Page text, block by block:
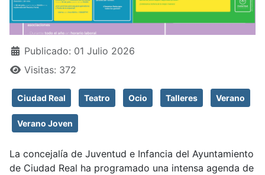
Detalles
Publicado: 01 Julio 2026
Visitas: 372
Ciudad Real Teatro Ocio Talleres Verano
Verano Joven
La concejalía de Juventud e Infancia del Ayuntamiento
de Ciudad Real ha programado una intensa agenda de